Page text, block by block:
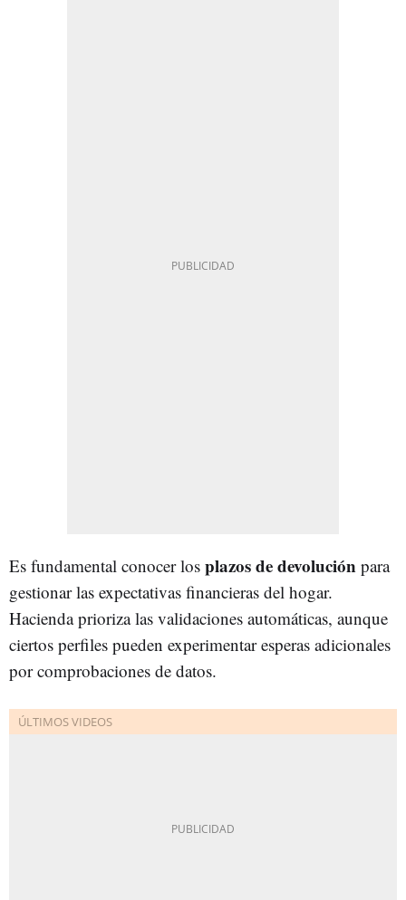
Es fundamental conocer los plazos de devolución para
gestionar las expectativas financieras del hogar.
Hacienda prioriza las validaciones automáticas, aunque
ciertos perfiles pueden experimentar esperas adicionales
por comprobaciones de datos.